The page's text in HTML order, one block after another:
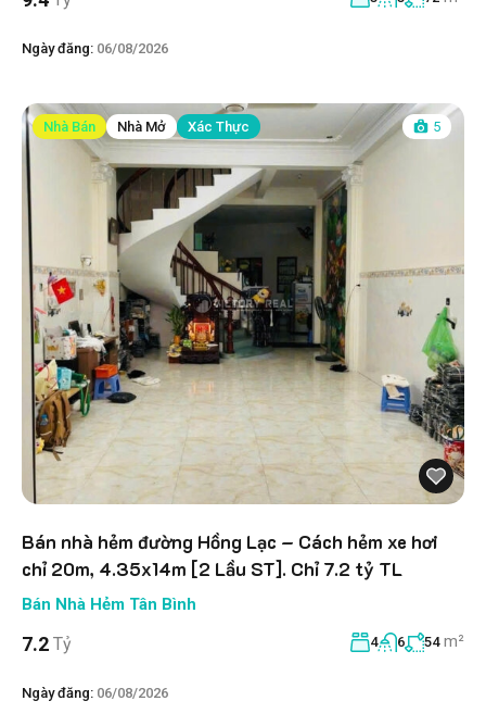
Ngày đăng: 06/08/2026
Nhà Bán Nhà Mở Xác Thực 5
Bán nhà hẻm đường Hồng Lạc – Cách hẻm xe hơi
chỉ 20m, 4.35x14m [2 Lầu ST]. Chỉ 7.2 tỷ TL
Bán Nhà Hẻm Tân Bình
7.2 Tỷ 4 6 54 m²
Ngày đăng: 06/08/2026